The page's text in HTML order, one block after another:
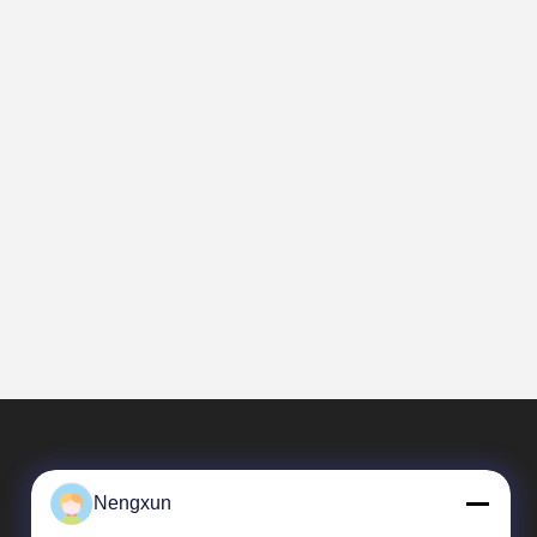
Nengxun